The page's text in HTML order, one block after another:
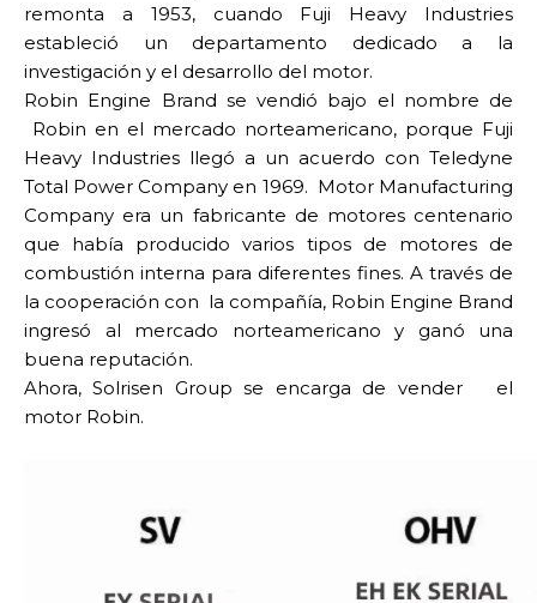
remonta a 1953, cuando Fuji Heavy Industries
estableció un departamento dedicado a la
investigación y el desarrollo del motor.
Robin Engine Brand se vendió bajo el nombre de
Robin en el mercado norteamericano, porque Fuji
Heavy Industries llegó a un acuerdo con Teledyne
Total Power Company en 1969. Motor Manufacturing
Company era un fabricante de motores centenario
que había producido varios tipos de motores de
combustión interna para diferentes fines. A través de
la cooperación con la compañía, Robin Engine Brand
ingresó al mercado norteamericano y ganó una
buena reputación.
Ahora, Solrisen Group se encarga de vender el
motor Robin.